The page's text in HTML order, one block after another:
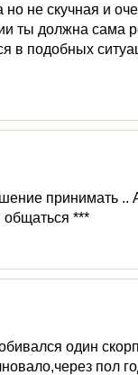
но не скучная и
ты должна сама
в подобных
принимать ..
***
один
пол